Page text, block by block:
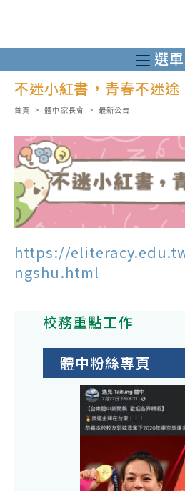
至
主
要
選單
不迷小紅書，青春不迷途
首頁 > 體中家長會 > 最新公告
https://
ngshu.html
校務重點工作
體中粉絲專頁